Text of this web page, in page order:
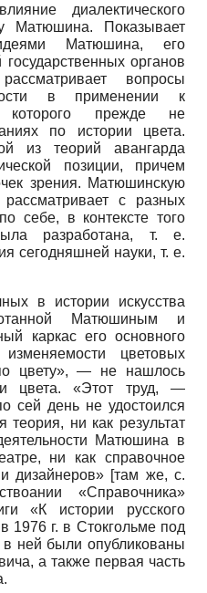
диалектического
Матюшина. Показывает
Матюшина, его
органов
вопросы
в применении к
которого прежде не
по истории цвета.
из теорий авангарда
позиции, причем
зрения. Матюшинскую
с разных
себе, в контексте того
разработана, т. е.
сегодняшней науки, т. е.
в истории искусства
Матюшиным и
каркас его основного
цветовых
цвету», — не нашлось
цвета. «Этот труд, —
сей день не удостоился
теория, ни как результат
Матюшина в
ни как справочное
дизайнеров» [там же, с.
«Справочника»
«К истории русского
1976 г. в Стокгольме под
ней были опубликованы
а также первая часть